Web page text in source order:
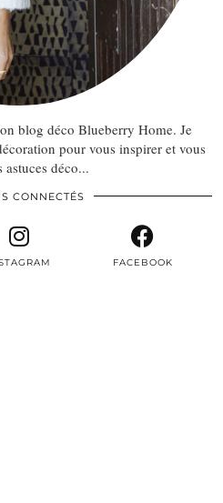
blog déco Blueberry Home. Je
pour vous inspirer et vous
astuces déco...
CONNECTÉS
FACEBOOK